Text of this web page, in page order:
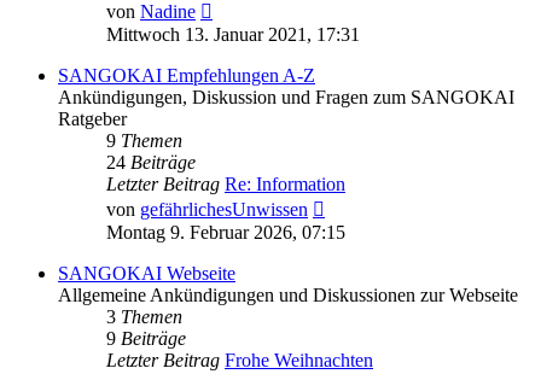
von Nadine
Beitrag
Mittwoch 13. Januar 2021, 17:31
SANGOKAI Empfehlungen A-Z
Ankündigungen, Diskussion und Fragen zum SANGOKAI
Ratgeber
9 Themen
24 Beiträge
Letzter Beitrag Re: Information
von gefährlichesUnwissen
Beitrag
Montag 9. Februar 2026, 07:15
SANGOKAI Webseite
Allgemeine Ankündigungen und Diskussionen zur Webseite
3 Themen
9 Beiträge
Letzter Beitrag Frohe Weihnachten